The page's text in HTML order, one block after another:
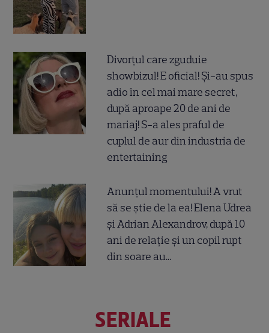
Divorțul care zguduie
showbizul! E oficial! Și-au spus
adio în cel mai mare secret,
după aproape 20 de ani de
mariaj! S-a ales praful de
cuplul de aur din industria de
entertaining
Anunțul momentului! A vrut
să se știe de la ea! Elena Udrea
și Adrian Alexandrov, după 10
ani de relație și un copil rupt
din soare au...
SERIALE